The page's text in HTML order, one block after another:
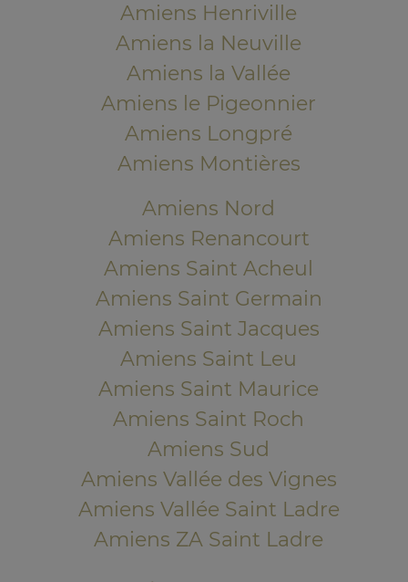
Amiens Henriville
Amiens la Neuville
Amiens la Vallée
Amiens le Pigeonnier
Amiens Longpré
Amiens Montières
Amiens Nord
Amiens Renancourt
Amiens Saint Acheul
Amiens Saint Germain
Amiens Saint Jacques
Amiens Saint Leu
Amiens Saint Maurice
Amiens Saint Roch
Amiens Sud
Amiens Vallée des Vignes
Amiens Vallée Saint Ladre
Amiens ZA Saint Ladre